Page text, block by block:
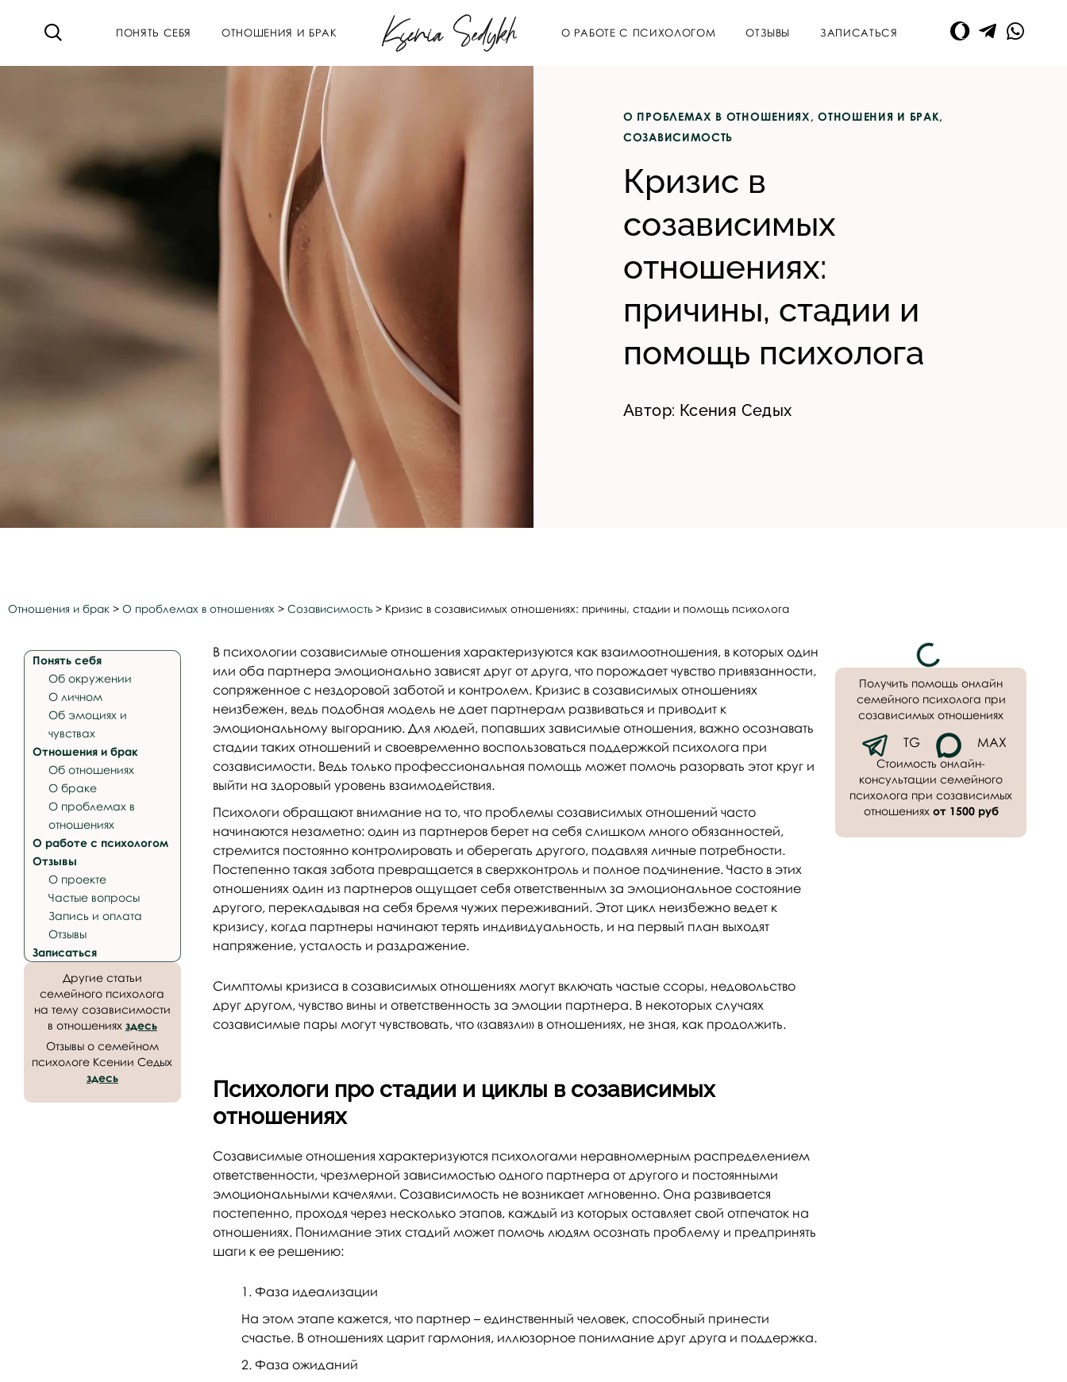
ПОНЯТЬ СЕБЯ ОТНОШЕНИЯ И БРАК О РАБОТЕ С ПСИХОЛОГОМ ОТЗЫВЫ ЗАПИСАТЬСЯ
О ПРОБЛЕМАХ В ОТНОШЕНИЯХ,ОТНОШЕНИЯ И БРАК,
СОЗАВИСИМОСТЬ
Кризис в
созависимых
отношениях:
причины, стадии и
помощь психолога
Автор: Ксения Седых
Отношения и брак > О проблемах в отношениях > Созависимость > Кризис в созависимых отношениях: причины, стадии и помощь психолога
Понять себя
Об окружении
О личном
Об эмоциях и
чувствах
Отношения и брак
Об отношениях
О браке
О проблемах в
отношениях
О работе с психологом
Отзывы
О проекте
Частые вопросы
Запись и оплата
Отзывы
Записаться
Другие статьи
семейного психолога
на тему созависимости
в отношениях здесь
Отзывы о семейном
психологе Ксении Седых
здесь
В психологии созависимые отношения характеризуются как взаимоотношения, в которых один
или оба партнера эмоционально зависят друг от друга, что порождает чувство привязанности,
сопряженное с нездоровой заботой и контролем. Кризис в созависимых отношениях
неизбежен, ведь подобная модель не дает партнерам развиваться и приводит к
эмоциональному выгоранию. Для людей, попавших зависимые отношения, важно осознавать
стадии таких отношений и своевременно воспользоваться поддержкой психолога при
созависимости. Ведь только профессиональная помощь может помочь разорвать этот круг и
выйти на здоровый уровень взаимодействия.
Психологи обращают внимание на то, что проблемы созависимых отношений часто
начинаются незаметно: один из партнеров берет на себя слишком много обязанностей,
стремится постоянно контролировать и оберегать другого, подавляя личные потребности.
Постепенно такая забота превращается в сверхконтроль и полное подчинение. Часто в этих
отношениях один из партнеров ощущает себя ответственным за эмоциональное состояние
другого, перекладывая на себя бремя чужих переживаний. Этот цикл неизбежно ведет к
кризису, когда партнеры начинают терять индивидуальность, и на первый план выходят
напряжение, усталость и раздражение.
Симптомы кризиса в созависимых отношениях могут включать частые ссоры, недовольство
друг другом, чувство вины и ответственность за эмоции партнера. В некоторых случаях
созависимые пары могут чувствовать, что «завязли» в отношениях, не зная, как продолжить.
Психологи про стадии и циклы в созависимых
отношениях
Созависимые отношения характеризуются психологами неравномерным распределением
ответственности, чрезмерной зависимостью одного партнера от другого и постоянными
эмоциональными качелями. Созависимость не возникает мгновенно. Она развивается
постепенно, проходя через несколько этапов, каждый из которых оставляет свой отпечаток на
отношениях. Понимание этих стадий может помочь людям осознать проблему и предпринять
шаги к ее решению:
Фаза идеализации
На этом этапе кажется, что партнер – единственный человек, способный принести
счастье. В отношениях царит гармония, иллюзорное понимание друг друга и поддержка.
Фаза ожиданий
Получить помощь онлайн
семейного психолога при
созависимых отношениях
TG MAX
Стоимость онлайн-
консультации семейного
психолога при созависимых
отношениях от 1500 руб